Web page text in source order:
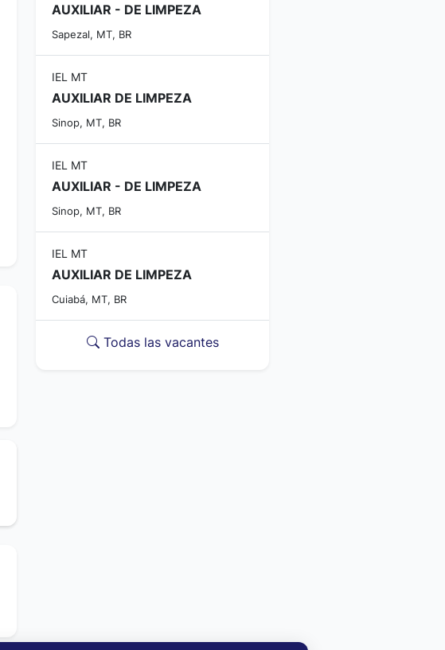
AUXILIAR - DE LIMPEZA
Sapezal, MT, BR
IEL MT
AUXILIAR DE LIMPEZA
Sinop, MT, BR
IEL MT
AUXILIAR - DE LIMPEZA
Sinop, MT, BR
IEL MT
AUXILIAR DE LIMPEZA
Cuiabá, MT, BR
Todas las vacantes